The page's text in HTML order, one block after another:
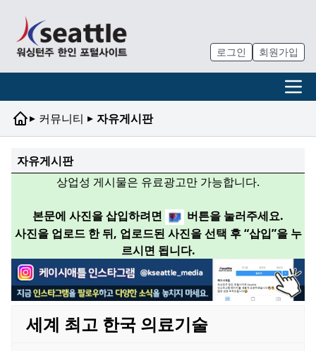
로그인 회원가입
▸ 커뮤니티 ▸ 자유게시판
자유게시판
상업성 게시물은 유료광고만 가능합니다.
본문에 사진을 삽입하려면
버튼을 눌러주세요.
사진을 업로드 한 뒤, 업로드된 사진을 선택 후 “삽입”을 누
르시면 됩니다.
세계 최고 한국 의료기술